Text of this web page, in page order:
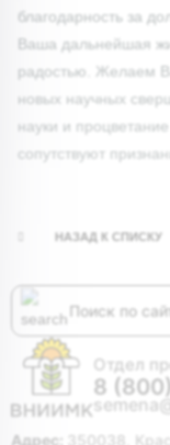
благодарность за
Ваша дальнейшая
радостью. Желаем
новых научных
науки и
сопутствуют
НАЗАД К СПИСКУ
Отдел
8
Адрес:
350038,